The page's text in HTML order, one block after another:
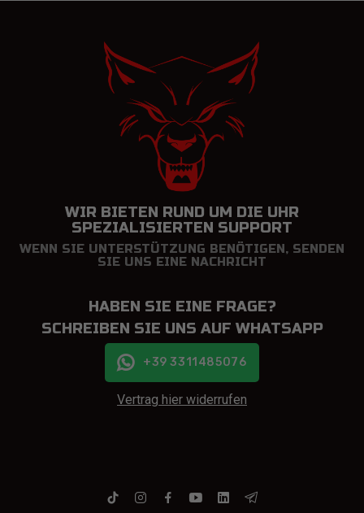
WIR BIETEN RUND UM DIE UHR
SPEZIALISIERTEN SUPPORT
WENN SIE UNTERSTÜTZUNG BENÖTIGEN, SENDEN
SIE UNS EINE NACHRICHT
HABEN SIE EINE FRAGE?
SCHREIBEN SIE UNS AUF WHATSAPP
+39 3311485076
Vertrag hier widerrufen